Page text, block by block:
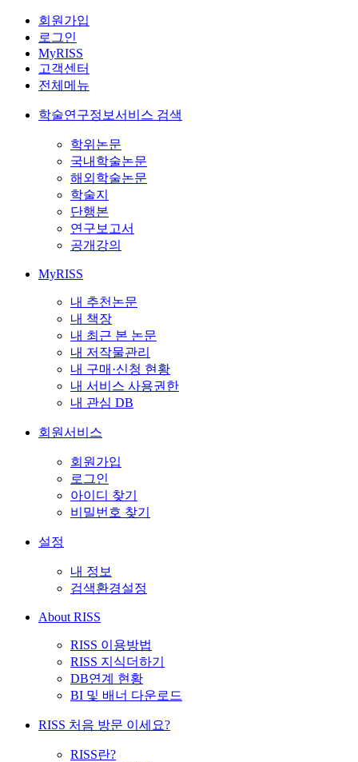
회원가입
로그인
MyRISS
고객센터
전체메뉴
학술연구정보서비스 검색
학위논문
국내학술논문
해외학술논문
학술지
단행본
연구보고서
공개강의
MyRISS
내 추천논문
내 책장
내 최근 본 논문
내 저작물관리
내 구매·신청 현황
내 서비스 사용권한
내 관심 DB
회원서비스
회원가입
로그인
아이디 찾기
비밀번호 찾기
설정
내 정보
검색환경설정
About RISS
RISS 이용방법
RISS 지식더하기
DB연계 현황
BI 및 배너 다운로드
RISS 처음 방문 이세요?
RISS란?